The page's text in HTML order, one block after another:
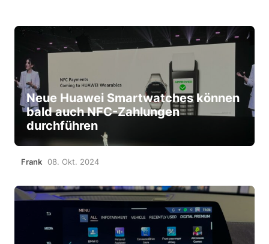
Neue Huawei Smartwatches können
bald auch NFC-Zahlungen
durchführen
Frank 08. Okt. 2024